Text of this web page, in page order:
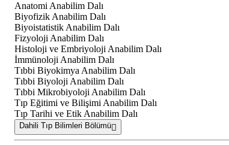
Anatomi Anabilim Dalı
Biyofizik Anabilim Dalı
Biyoistatistik Anabilim Dalı
Fizyoloji Anabilim Dalı
Histoloji ve Embriyoloji Anabilim Dalı
İmmünoloji Anabilim Dalı
Tıbbi Biyokimya Anabilim Dalı
Tıbbi Biyoloji Anabilim Dalı
Tıbbi Mikrobiyoloji Anabilim Dalı
Tıp Eğitimi ve Bilişimi Anabilim Dalı
Tıp Tarihi ve Etik Anabilim Dalı
Dahili Tıp Bilimleri Bölümü